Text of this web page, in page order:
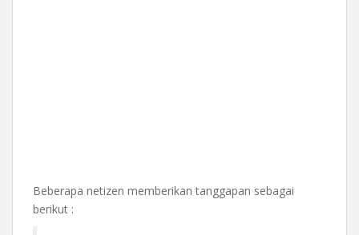
Beberapa netizen memberikan tanggapan sebagai
berikut :